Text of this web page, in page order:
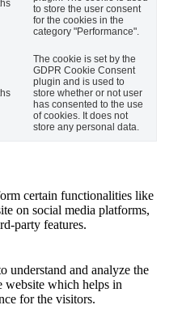
to store the user consent
for the cookies in the
category "Performance".
The cookie is set by the
GDPR Cookie Consent
plugin and is used to
store whether or not user
has consented to the use
of cookies. It does not
store any personal data.
certain functionalities like
on social media platforms,
party features.
understand and analyze the
website which helps in
for the visitors.